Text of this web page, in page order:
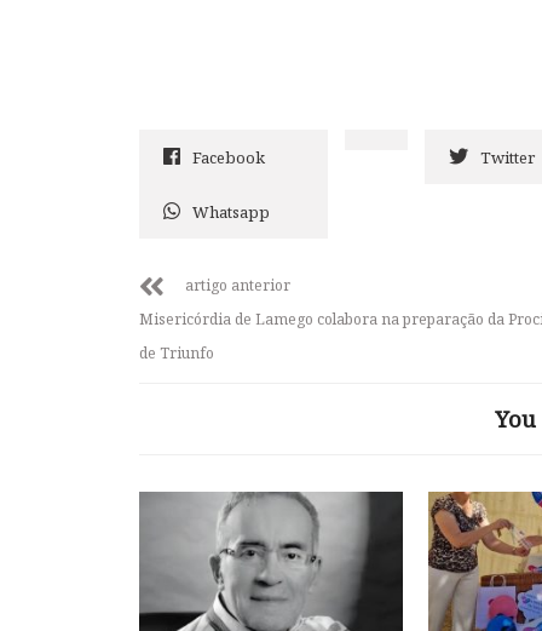
Facebook Twitter
Whatsapp
artigo anterior
Misericórdia de Lamego colabora na preparação da
de Triunfo